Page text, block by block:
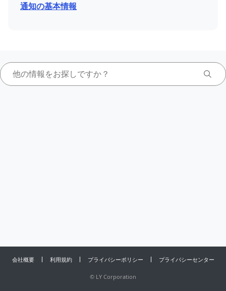
通知の基本情報
会社概要 利用規約 プライバシーポリシー プライバシーセンター
© LY Corporation